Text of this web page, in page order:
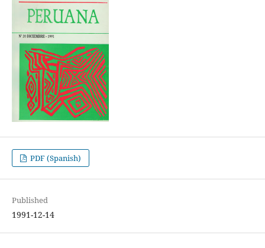
PDF (Spanish)
Published
1991-12-14